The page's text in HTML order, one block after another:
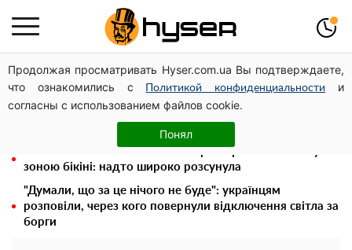
Продолжая просматривать Hyser.com.ua Вы подтверждаете,
что ознакомились с
Политикой конфиденциальности
и
согласны с использованием файлов cookie.
Понял
Гола Олена Тополя у цікавих позах змусила відвисати
щелепи: злив відео – було лише початком
Повністю гола Анна Трінчер блиснула "принадами":
таких розмірів ви ще не бачили
зоною бікіні: надто широко розсунула
"Думали, що за це нічого не буде": українцям
розповіли, через кого повернули відключення світла за
борги